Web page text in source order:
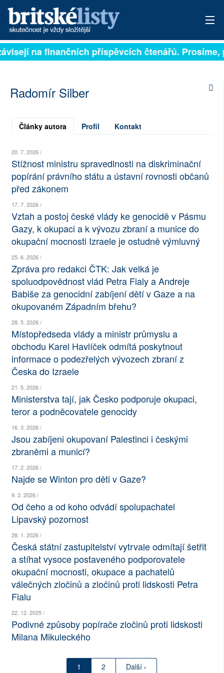
PŘIHLÁSIT
ARCHIV
ROZHOVORY
NEJČTENĚJŠÍ ZA 7 DNÍ
AUTOŘI
PŘÍSPĚVKY NA PROVOZ
SOCIÁLNÍ SÍTĚ
RUBRIKY
PLNÁ VERZE STRÁNEK
na finančních příspěvcích čtenářů. Prosíme,
Radomír Silber
Články autora Profil Kontakt
20. 7. 2026 /
Stížnost ministru spravedlnosti na diskriminační
popírání právního státu a ústavní rovnosti občanů
před zákonem
17. 7. 2026 /
Vztah a postoj české vlády ke genocidě v Pásmu
Gazy, k okupaci a k vývozu zbraní a munice do
okupační mocnosti Izraele je ostudně výmluvný
25. 6. 2026 /
Zpráva pro redakci ČTK: Jak velká je
spoluodpovědnost vlád Petra Fialy a Andreje
Babiše za genocidní zabíjení dětí v Gaze a na
okupovaném Západním břehu?
28. 5. 2026 /
Místopředseda vlády a ministr průmyslu a
obchodu Karel Havlíček odmítá poskytnout
informace o podezřelých vývozech zbraní z
Česka do Izraele
21. 5. 2026 /
Ministerstva tají, jak Česko podporuje okupaci,
teror a podněcovatele genocidy
16. 3. 2026 /
Jsou zabíjeni okupovaní Palestinci i českými
zbraněmi a municí?
17. 2. 2026 /
Najde se Winton pro děti v Gaze?
9. 2. 2026 /
Od čeho a od koho odvádí spolupachatel
Lipavský pozornost
28. 1. 2026 /
Česká státní zastupitelství vytrvale odmítají šetřit
a stíhat vysoce postaveného podporovatele
okupační mocnosti, okupace a pachatelů
válečných zločinů a zločinů proti lidskosti Petra
Fialu
22. 12. 2025 /
Podivné způsoby popírače zločinů proti lidskosti
Milana Mikuleckého
1 2 Další ›